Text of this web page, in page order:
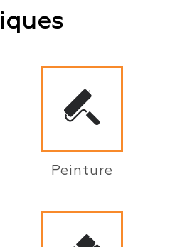
Peinture